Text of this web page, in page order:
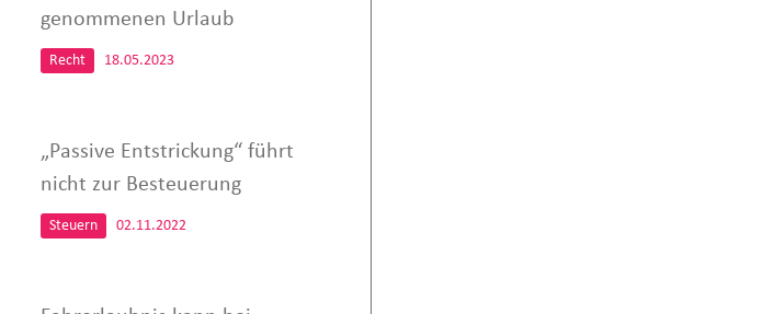
genommenen Urlaub
Recht 18.05.2023
„Passive Entstrickung“ führt
nicht zur Besteuerung
Steuern 02.11.2022